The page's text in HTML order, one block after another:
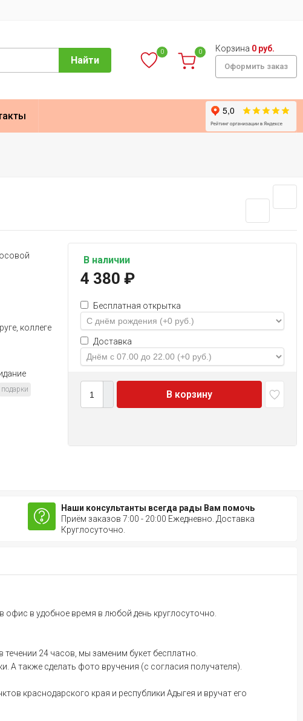
Найти
0 0 Корзина 0 руб.
Оформить заказ
коллеге
подарки
В наличии
4 380 ₽
Бесплатная открытка
Доставка
В корзину
Наши консультанты всегда рады Вам помочь
Приём заказов 7:00 - 20:00 Ежедневно. Доставка
Круглосуточно.
офис в удобное время в любой день круглосуточно.
24 часов, мы заменим букет бесплатно.
также сделать фото вручения (с согласия получателя).
краснодарского края и республики Адыгея и вручат его